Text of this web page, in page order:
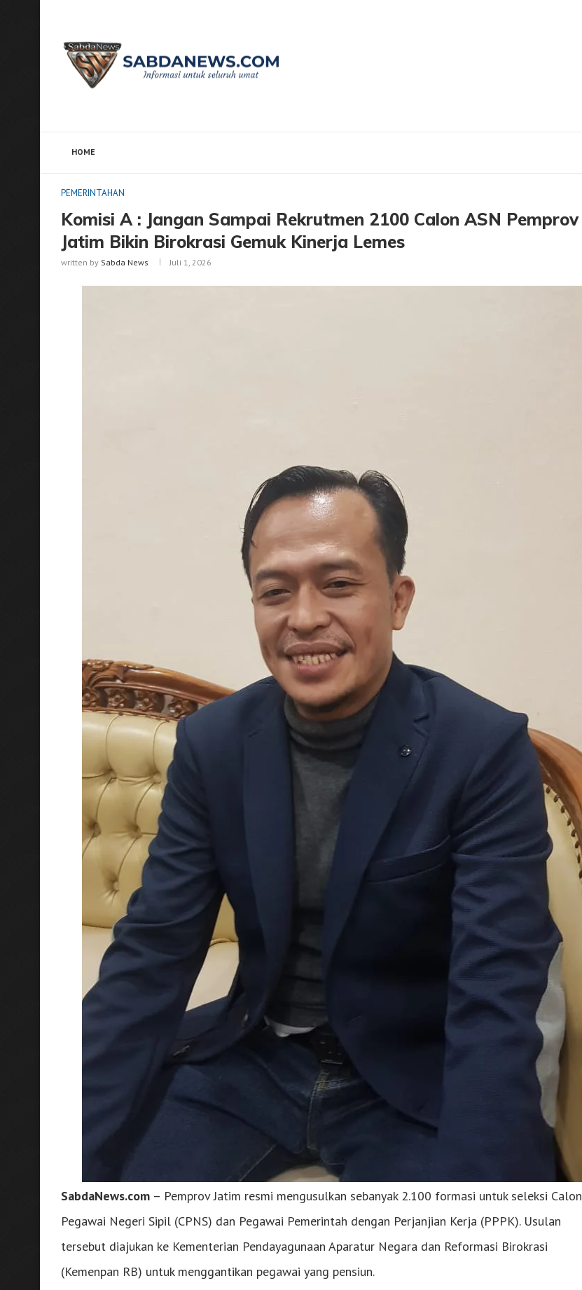
HOME
PEMERINTAHAN
Komisi A : Jangan Sampai Rekrutmen 2100 Calon ASN Pemprov
Jatim Bikin Birokrasi Gemuk Kinerja Lemes
written by Sabda News Juli 1, 2026
SabdaNews.com – Pemprov Jatim resmi mengusulkan sebanyak 2.100 formasi untuk seleksi Calon
Pegawai Negeri Sipil (CPNS) dan Pegawai Pemerintah dengan Perjanjian Kerja (PPPK). Usulan
tersebut diajukan ke Kementerian Pendayagunaan Aparatur Negara dan Reformasi Birokrasi
(Kemenpan RB) untuk menggantikan pegawai yang pensiun.